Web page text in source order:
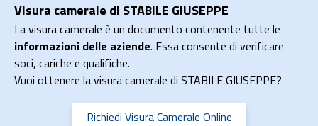
Visura camerale di STABILE GIUSEPPE
La visura camerale è un documento contenente tutte le
informazioni delle aziende. Essa consente di verificare
soci, cariche e qualifiche.
Vuoi ottenere la visura camerale di STABILE GIUSEPPE?
Richiedi Visura Camerale Online